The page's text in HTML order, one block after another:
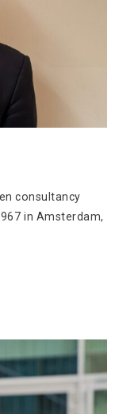
consultancy
in Amsterdam,